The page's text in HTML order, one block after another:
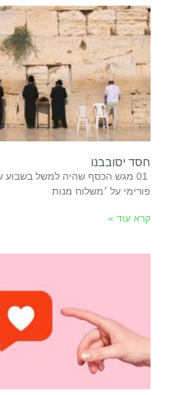
חסד יסובבנו ‬
‬פורימי‭ ‬על‭ ‬׳משלוח‭ ‬מנות‭
קרא עוד »